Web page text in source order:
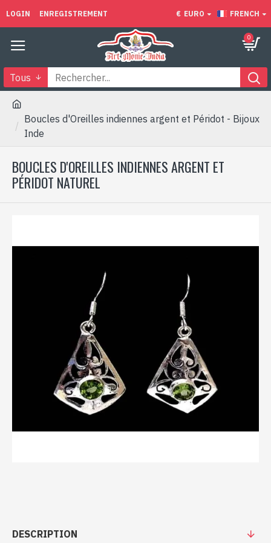
LOGIN ENREGISTREMENT € EURO FRENCH
0
Tous
Boucles d'Oreilles indiennes argent et Péridot - Bijoux
Inde
BOUCLES D'OREILLES INDIENNES ARGENT ET
PÉRIDOT NATUREL
DESCRIPTION